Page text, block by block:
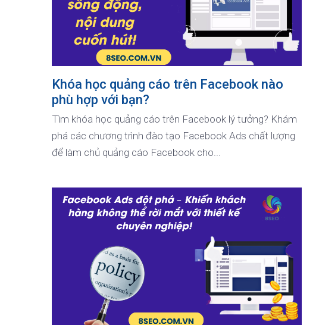
Khóa học quảng cáo trên Facebook nào
phù hợp với bạn?
Tìm khóa học quảng cáo trên Facebook lý tưởng? Khám
phá các chương trình đào tạo Facebook Ads chất lượng
để làm chủ quảng cáo Facebook cho...